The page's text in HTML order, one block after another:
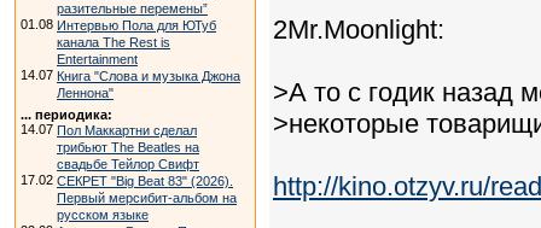
разительные перемены”
01.08 Интервью Пола для ЮТуб
канала The Rest is
Entertainment
14.07 Книга "Слова и музыка Джона
Леннона"
... периодика:
14.07 Пол Маккартни сделал
трибьют The Beatles на
свадьбе Тейлор Свифт
17.02 СЕКРЕТ "Big Beat 83" (2026).
Первый мерсибит-альбом на
русском языке
2Mr.Moonlight:
>А то с годик назад
>некоторые
http://kino.otzyv.ru/